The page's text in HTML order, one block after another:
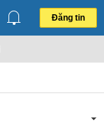
Đăng tin